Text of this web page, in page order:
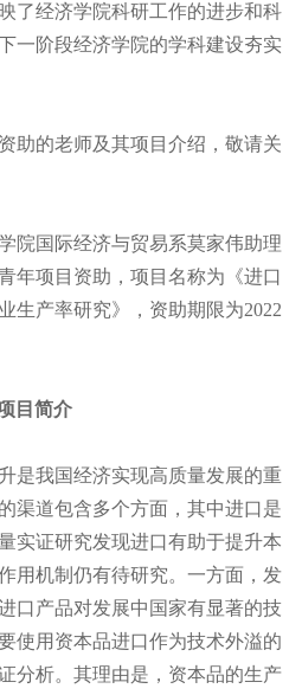
了经济学院科研工作的进步和科
一阶段经济学院的学科建设夯实
的老师及其项目介绍，敬请关
国际经济与贸易系莫家伟助理
年项目资助，项目名称为《进口
生产率研究》，资助期限为2022
目简介
我国经济实现高质量发展的重
渠道包含多个方面，其中进口是
实证研究发现进口有助于提升本
用机制仍有待研究。一方面，发
口产品对发展中国家有显著的技
使用资本品进口作为技术外溢的
分析。其理由是，资本品的生产